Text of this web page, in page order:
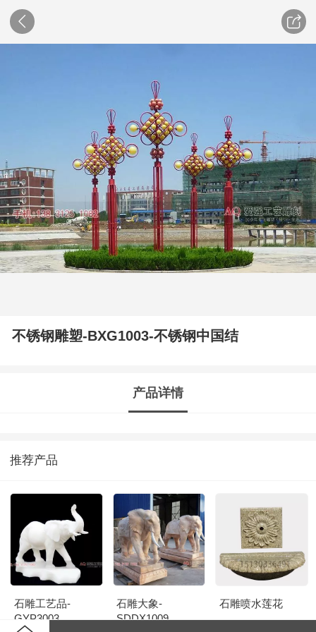
不锈钢雕塑-BXG1003-不锈钢中国结
产品详情
推荐产品
石雕工艺品-
GYP3003
石雕大象-
SDDX1009
石雕喷水莲花